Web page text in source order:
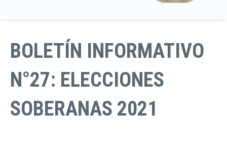
BOLETÍN INFORMATIVO
N°27: ELECCIONES
SOBERANAS 2021